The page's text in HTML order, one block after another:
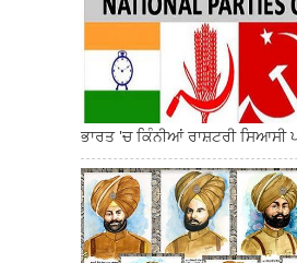
ਭਾਰਤ 'ਚ ਕਿੰਨੀਆਂ ਰਾਸ਼ਟਰੀ ਸਿਆਸੀ